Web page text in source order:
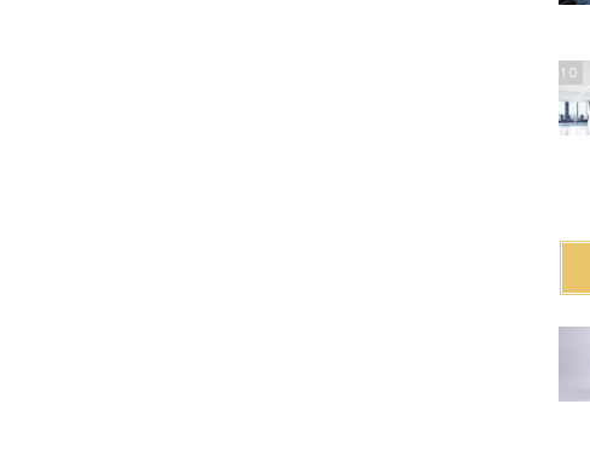
10